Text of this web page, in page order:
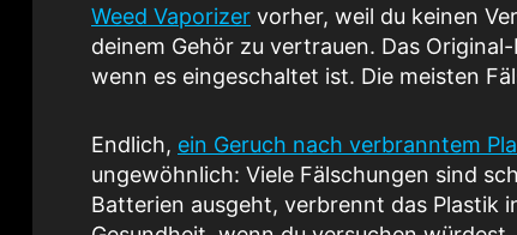
Weed Vaporizer vorher, weil du keinen
deinem Gehör zu vertrauen. Das
wenn es eingeschaltet ist. Die meisten
Endlich, ein Geruch nach verbranntem
ungewöhnlich: Viele Fälschungen sind
Batterien ausgeht, verbrennt das Plastik